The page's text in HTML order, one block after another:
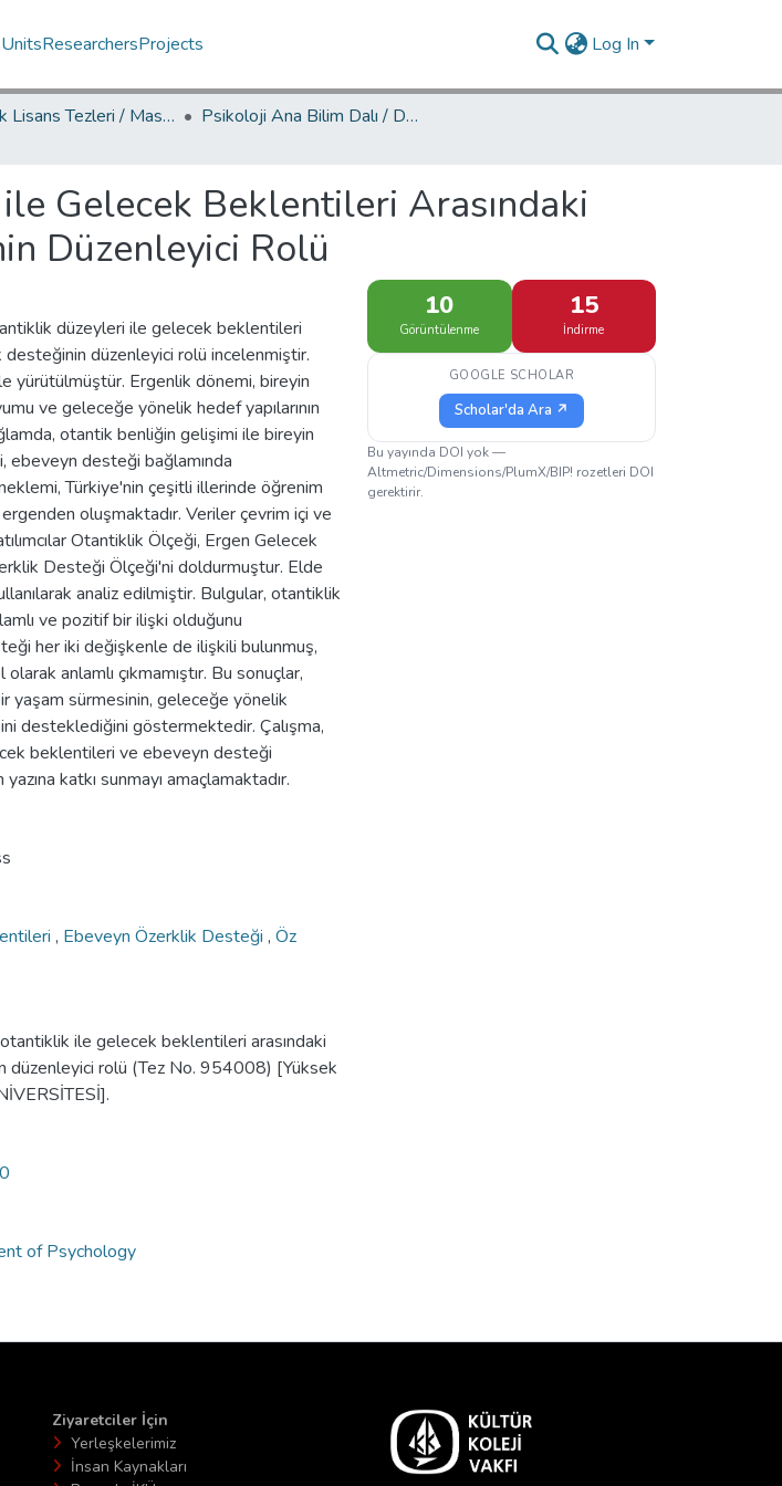
UnitsResearchersProjects Log In
Yüksek Lisans Tezleri / Master's Theses
Psikoloji Ana Bilim Dalı / Department of Psychology
Gelecek Beklentileri Arasındaki
Düzenleyici Rolü
düzeyleri ile gelecek beklentileri
düzenleyici rolü incelenmiştir.
yürütülmüştür. Ergenlik dönemi, bireyin
ve geleceğe yönelik hedef yapılarının
otantik benliğin gelişimi ile bireyin
ebeveyn desteği bağlamında
Türkiye'nin çeşitli illerinde öğrenim
oluşmaktadır. Veriler çevrim içi ve
Otantiklik Ölçeği, Ergen Gelecek
Desteği Ölçeği'ni doldurmuştur. Elde
analiz edilmiştir. Bulgular, otantiklik
ve pozitif bir ilişki olduğunu
her iki değişkenle de ilişkili bulunmuş,
anlamlı çıkmamıştır. Bu sonuçlar,
yaşam sürmesinin, geleceğe yönelik
desteklediğini göstermektedir. Çalışma,
beklentileri ve ebeveyn desteği
katkı sunmayı amaçlamaktadır.
, Ebeveyn Özerklik Desteği , Öz
ile gelecek beklentileri arasındaki
düzenleyici rolü (Tez No. 954008) [Yüksek
of Psychology
10
Görüntülenme
15
İndirme
GOOGLE SCHOLAR
Scholar'da Ara ↗
Bu yayında DOI yok —
Altmetric/Dimensions/PlumX/BIP! rozetleri DOI
gerektirir.
Ziyaretciler İçin
Yerleşkelerimiz
İnsan Kaynakları